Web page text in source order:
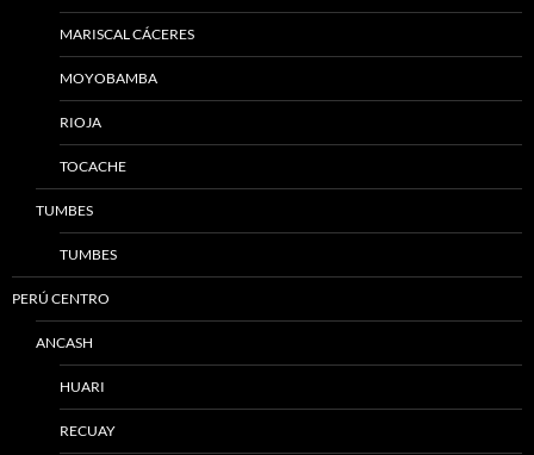
MARISCAL CÁCERES
MOYOBAMBA
RIOJA
TOCACHE
TUMBES
TUMBES
PERÚ CENTRO
ANCASH
HUARI
RECUAY